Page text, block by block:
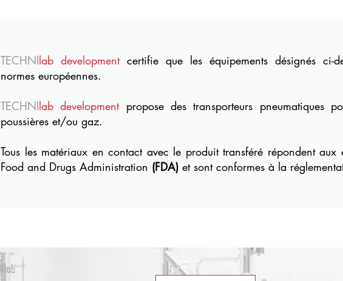
TECHNIlab developmentcertifie que les équipements désignés ci-
normes européennes.
TECHNIlab developmentpropose des transporteurs pneumatiques
poussières et/ou gaz.
Tous les matériaux en contact avec le produit transféré répondent aux
Food and Drugs Administration (FDA) et sont conformes à la